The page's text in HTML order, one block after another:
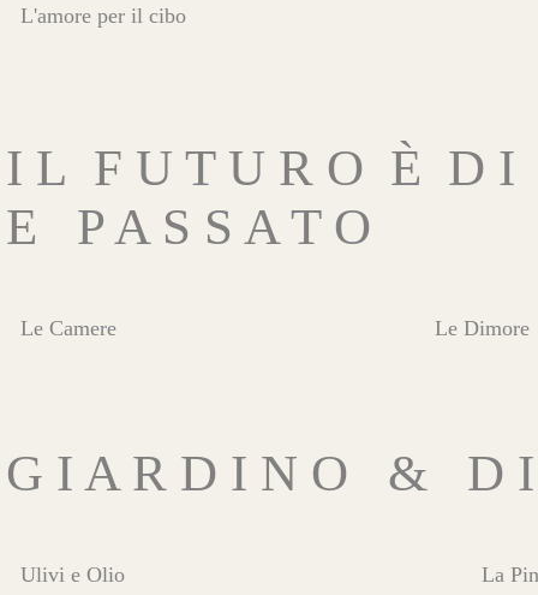
L'amore per il cibo
I L F U T U R O È D
E P A S S A T O
Le Camere Le Dimore
G I A R D I N O & D I
Ulivi e Olio La